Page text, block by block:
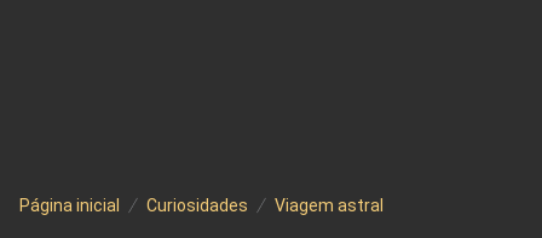
Página inicial Curiosidades Viagem astral